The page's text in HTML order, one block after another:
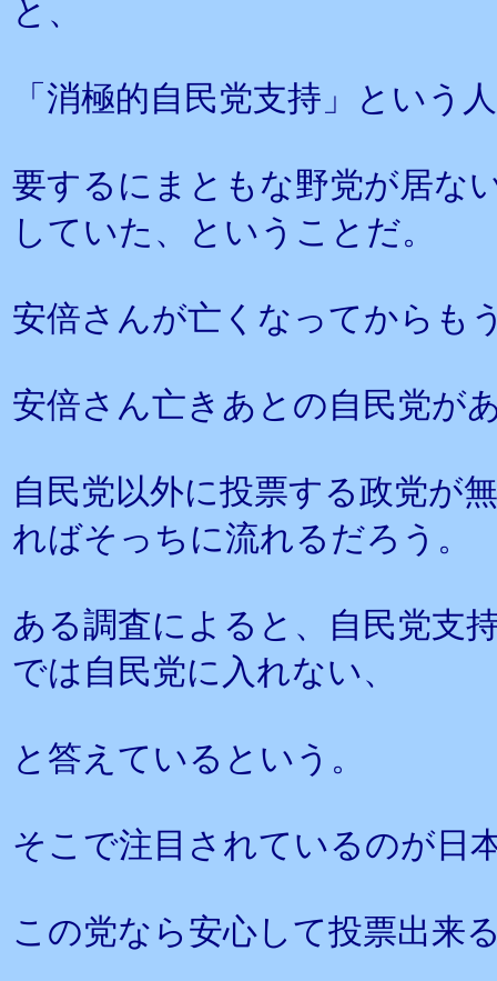
と、
「消極的自民党支持」という
要するにまともな野党が居な
していた、ということだ。
安倍さんが亡くなってからも
安倍さん亡きあとの自民党が
自民党以外に投票する政党が
ればそっちに流れるだろう。
ある調査によると、自民党支
では自民党に入れない、
と答えているという。
そこで注目されているのが日
この党なら安心して投票出来